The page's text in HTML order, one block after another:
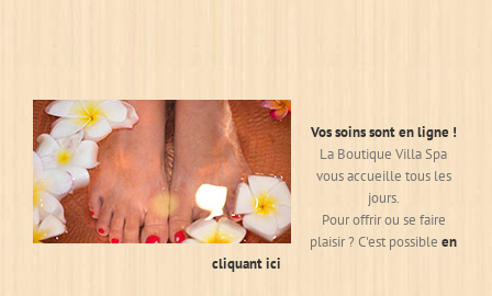
Vos soins sont en ligne !
La Boutique Villa Spa
vous accueille tous les
jours.
Pour offrir ou se faire
plaisir ? C'est possible en
cliquant ici